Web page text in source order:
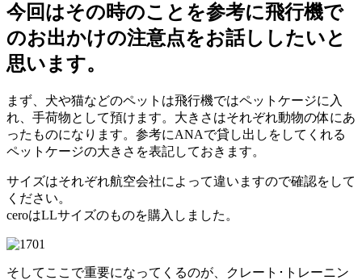
今回はその時のことを参考に飛行機で
のお出かけの注意点をお話ししたいと
思います。
まず、犬や猫などのペットは飛行機ではペットケージに入
れ、手荷物として預けます。大きさはそれぞれ動物の体にあ
ったものになります。参考にANAで貸し出しをしてくれる
ペットケージの大きさを表記しておきます。
サイズはそれぞれ航空会社によって違いますので確認をして
ください。
ceroはLLサイズのものを購入しました。
そしてここで重要になってくるのが、クレート･トレーニン